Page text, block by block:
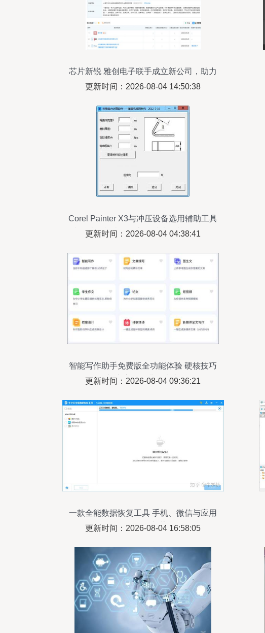
芯片新锐 雅创电子联手成立新公司，助力
国产集成电路产业突围
更新时间：2026-08-04 14:50:38
Corel Painter X3与冲压设备选用辅助工具
从设计到制造的数字化对决（基于ZOL版
更新时间：2026-08-04 04:38:41
智能写作助手免费版全功能体验 硬核技巧
与生态工具搭配指南
更新时间：2026-08-04 09:36:21
一款全能数据恢复工具 手机、微信与应用
数据兼收并蓄
更新时间：2026-08-04 16:58:05